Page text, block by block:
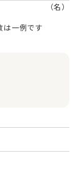
（名）
は一例です